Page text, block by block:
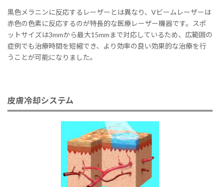
黒色メラニンに反応するレーザーとは異なり、Vビームレーザーは
赤色の色素に反応するのが特長的な医療レーザー機器です。スポ
ットサイズは3mmから最大15mmまで対応しているため、広範囲の
症例でも治療時間を短縮でき、より効率の良い効果的な治療を行
うことが可能になりました。
皮膚冷却システム